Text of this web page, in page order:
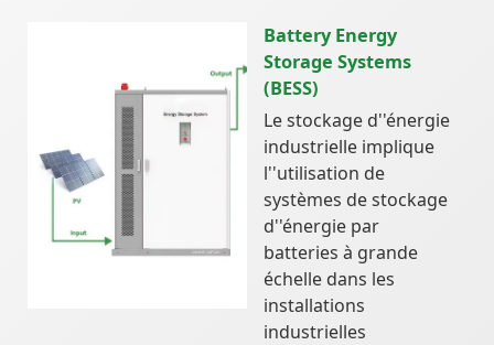
Battery Energy
Storage Systems
(BESS)
Le stockage d''énergie
industrielle implique
l''utilisation de
systèmes de stockage
d''énergie par
batteries à grande
échelle dans les
installations
industrielles